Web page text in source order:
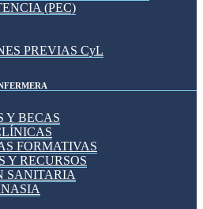
(PEC)
PREVIAS CyL
Y BECAS
FORMATIVAS
Y RECURSOS
SANITARIA